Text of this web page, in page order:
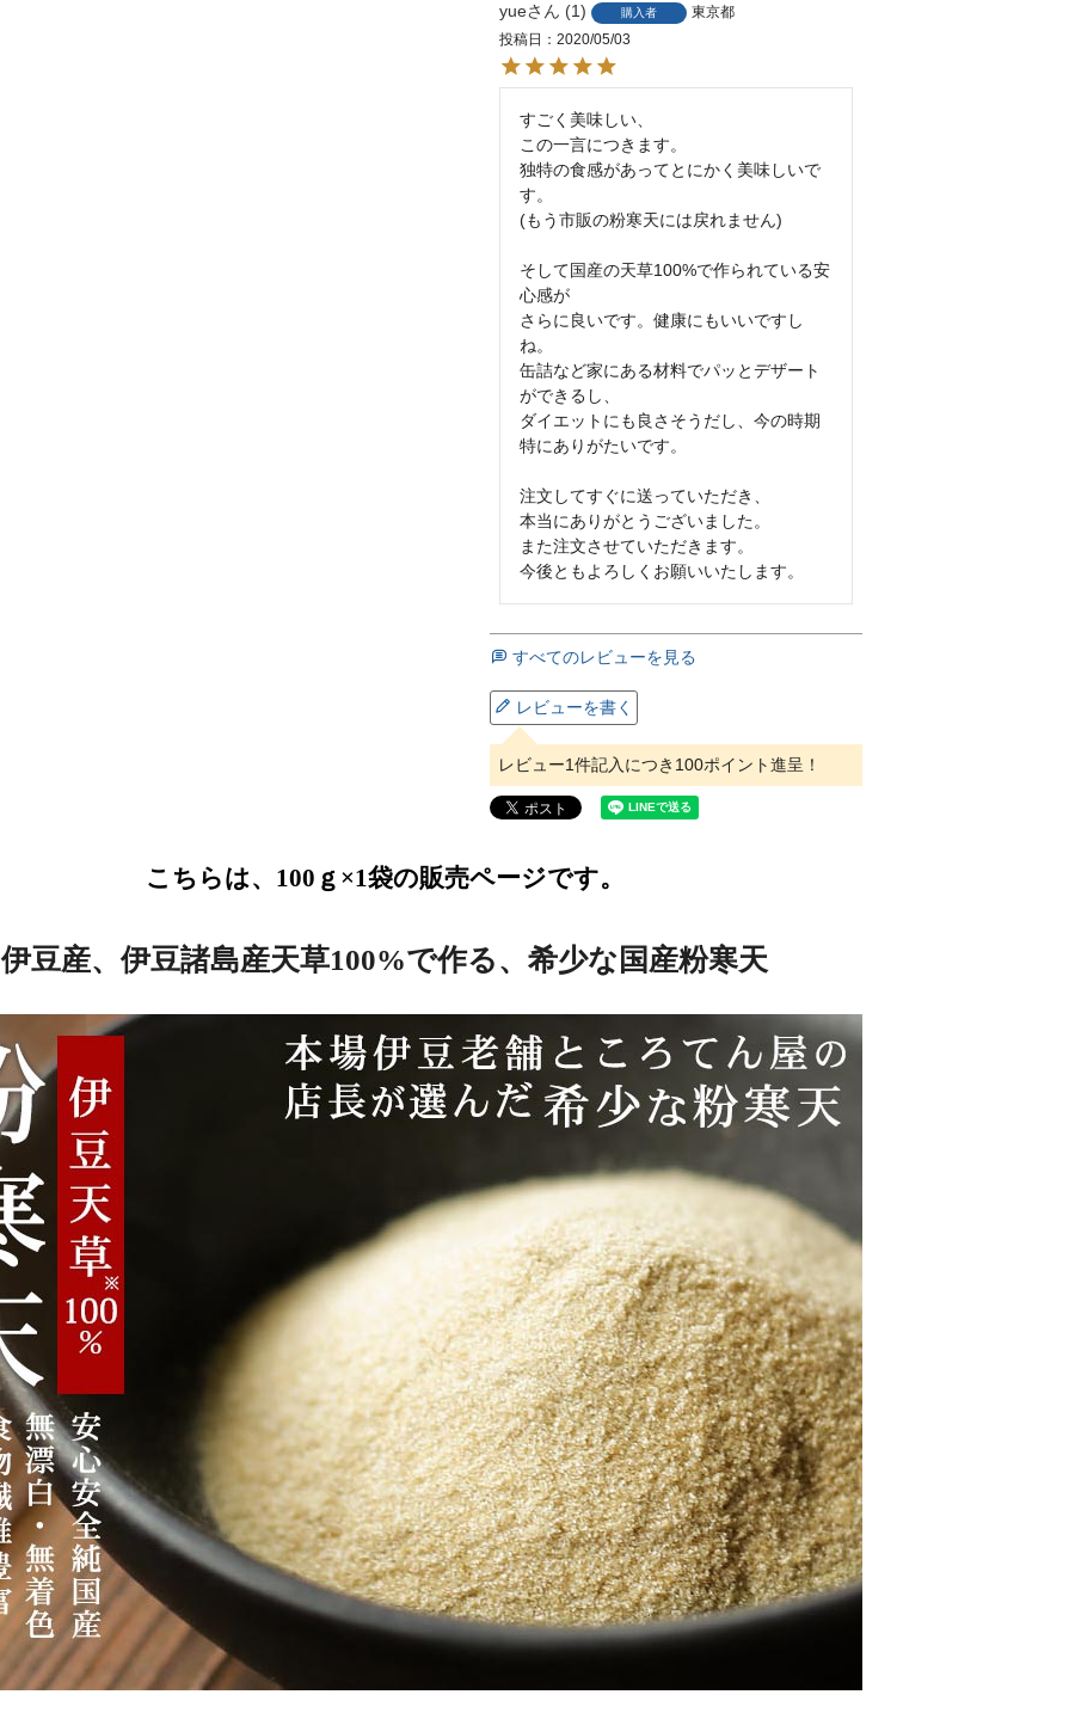
yue 1 購入者
東京都
投稿日
2020/05/03
すごく美味しい、
この一言につきます。
独特の食感があってとにかく美味しいで
す。
(もう市販の粉寒天には戻れません)
そして国産の天草100%で作られている安
心感が
さらに良いです。健康にもいいですし
ね。
缶詰など家にある材料でパッとデザート
ができるし、
ダイエットにも良さそうだし、今の時期
特にありがたいです。
注文してすぐに送っていただき、
本当にありがとうございました。
また注文させていただきます。
今後ともよろしくお願いいたします。
すべてのレビューを見る
レビューを書く
レビュー1件記入につき100ポイント進呈！
こちらは、100ｇ×1袋の販売ページです。
伊豆産、伊豆諸島産天草100%で作る、希少な国産粉寒天